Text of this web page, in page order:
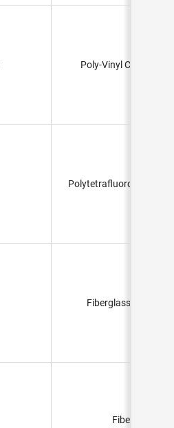
Poly-Vinyl Chloride
Polytetrafluoroethylene
Fiberglass,
Fiberglass